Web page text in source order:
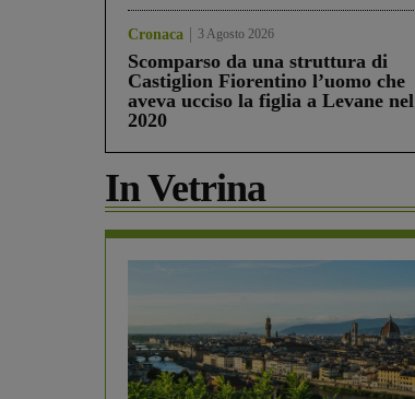
Cronaca 3 Agosto 2026
Scomparso da una struttura di
Castiglion Fiorentino l’uomo che
aveva ucciso la figlia a Levane nel
2020
In Vetrina